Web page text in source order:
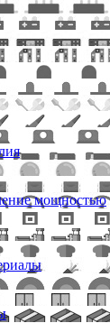
мощностью